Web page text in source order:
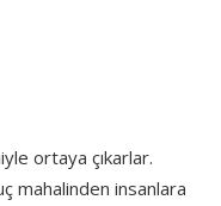
ortaya çıkarlar.
mahalinden insanlara